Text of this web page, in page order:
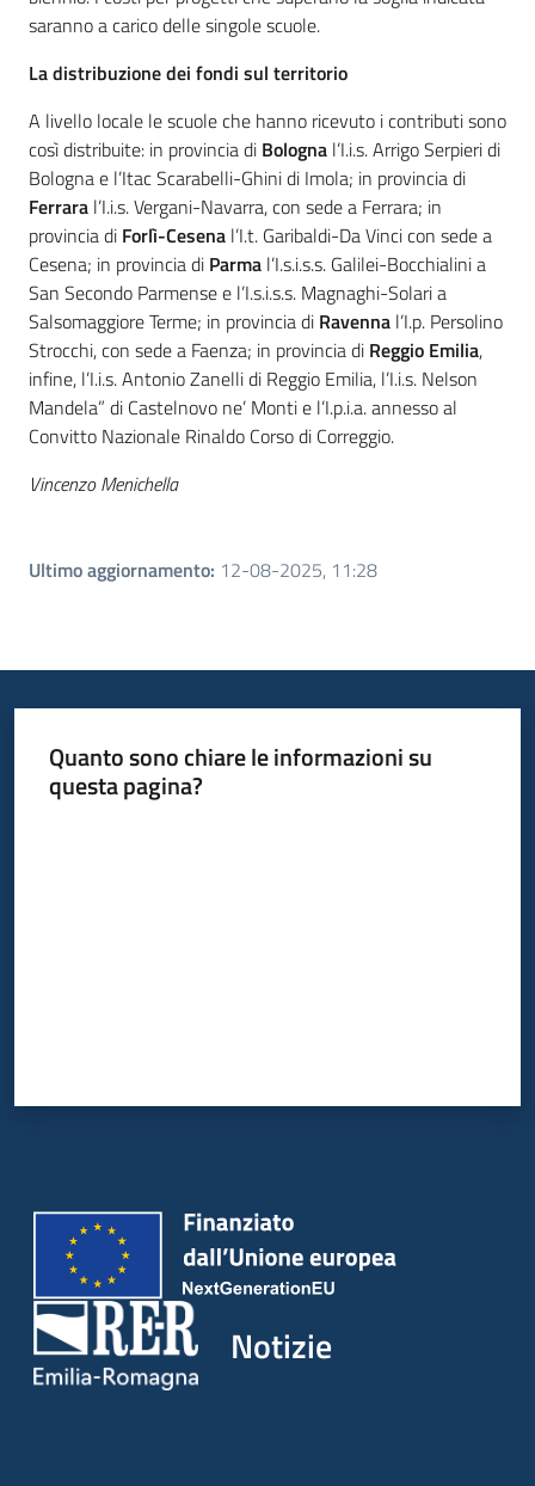
saranno a carico delle singole scuole.
La distribuzione dei fondi sul territorio
A livello locale le scuole che hanno ricevuto i contributi sono
così distribuite: in provincia di Bologna l’I.i.s. Arrigo Serpieri di
Bologna e l’Itac Scarabelli-Ghini di Imola; in provincia di
Ferrara l’I.i.s. Vergani-Navarra, con sede a Ferrara; in
provincia di Forlì-Cesena l’I.t. Garibaldi-Da Vinci con sede a
Cesena; in provincia di Parma l’I.s.i.s.s. Galilei-Bocchialini a
San Secondo Parmense e l’I.s.i.s.s. Magnaghi-Solari a
Salsomaggiore Terme; in provincia di Ravenna l’I.p. Persolino
Strocchi, con sede a Faenza; in provincia di Reggio Emilia,
infine, l’I.i.s. Antonio Zanelli di Reggio Emilia, l’I.i.s. Nelson
Mandela” di Castelnovo ne’ Monti e l’I.p.i.a. annesso al
Convitto Nazionale Rinaldo Corso di Correggio.
Vincenzo Menichella
Ultimo aggiornamento: 12-08-2025, 11:28
Quanto sono chiare le informazioni su
questa pagina?
Notizie